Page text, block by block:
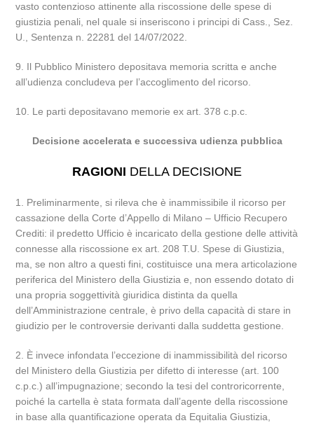
vasto contenzioso attinente alla riscossione delle spese di
giustizia penali, nel quale si inseriscono i principi di Cass., Sez.
U., Sentenza n. 22281 del 14/07/2022.
9. Il Pubblico Ministero depositava memoria scritta e anche
all’udienza concludeva per l’accoglimento del ricorso.
10. Le parti depositavano memorie ex art. 378 c.p.c.
Decisione accelerata e successiva udienza pubblica
RAGIONI DELLA DECISIONE
1. Preliminarmente, si rileva che è inammissibile il ricorso per
cassazione della Corte d’Appello di Milano – Ufficio Recupero
Crediti: il predetto Ufficio è incaricato della gestione delle attività
connesse alla riscossione ex art. 208 T.U. Spese di Giustizia,
ma, se non altro a questi fini, costituisce una mera articolazione
periferica del Ministero della Giustizia e, non essendo dotato di
una propria soggettività giuridica distinta da quella
dell’Amministrazione centrale, è privo della capacità di stare in
giudizio per le controversie derivanti dalla suddetta gestione.
2. È invece infondata l’eccezione di inammissibilità del ricorso
del Ministero della Giustizia per difetto di interesse (art. 100
c.p.c.) all’impugnazione; secondo la tesi del controricorrente,
poiché la cartella è stata formata dall’agente della riscossione
in base alla quantificazione operata da Equitalia Giustizia,